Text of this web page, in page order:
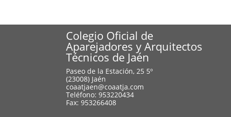
Colegio Oficial de
Aparejadores y Arquitectos
Técnicos de Jaén
Paseo de la Estación, 25 5º
(23008) Jaén
coaatjaen@coaatja.com
Teléfono: 953220434
Fax: 953266408